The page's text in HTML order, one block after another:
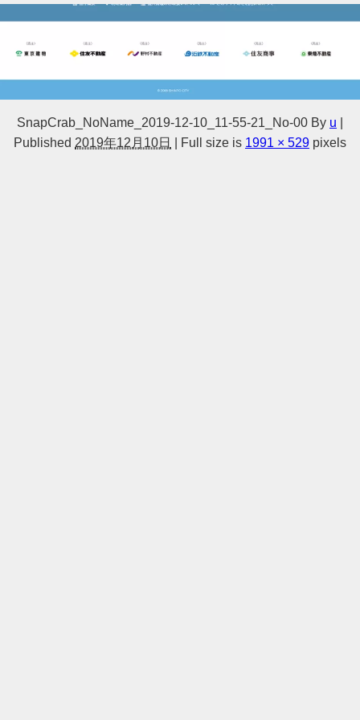
SnapCrab_NoName_2019-12-10_11-55-21_No-00 By u
Published 2019年12月10日 Full size is 1991 × 529 pixels